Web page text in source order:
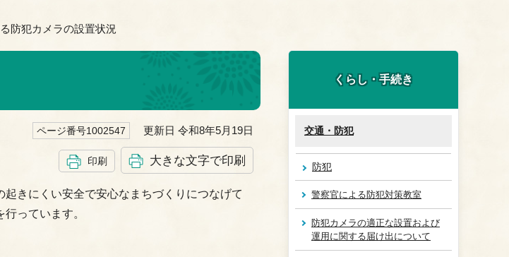
防犯カメラの設置状況
ページ番号1002547 更新日 令和8年5月19日
印刷 大きな文字で印刷
きにくい安全で安心なまちづくりにつなげて
っています。
くらし・手続き
交通・防犯
防犯
警察官による防犯対策教室
防犯カメラの適正な設置および
運用に関する届け出について